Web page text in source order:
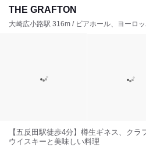
THE GRAFTON
大崎広小路駅 316m / ビアホール、ヨーロ
【五反田駅徒歩4分】樽生ギネス、ク
ウイスキーと美味しい料理